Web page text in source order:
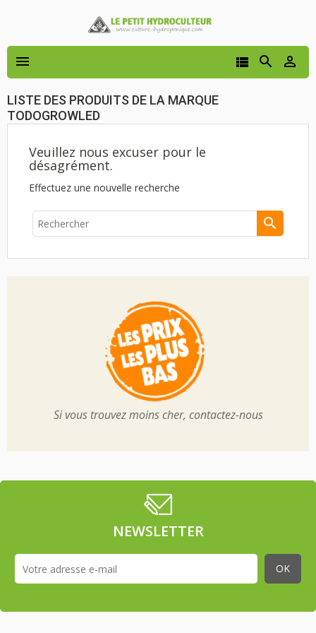
 


LISTE DES PRODUITS DE LA MARQUE
TODOGROWLED
Veuillez nous excuser pour le
désagrément.
Effectuez une nouvelle recherche

Si vous trouvez moins cher, contactez-nous
NEWSLETTER